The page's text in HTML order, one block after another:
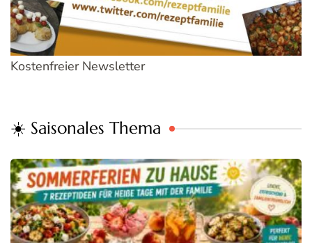
Kostenfreier Newsletter
☀️ Saisonales Thema